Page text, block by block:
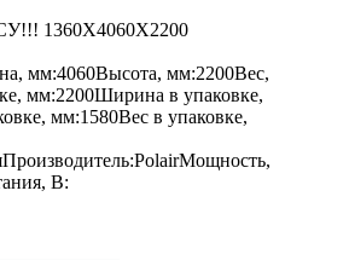
1360Х4060Х2200
мм:4060Высота, мм:2200Вес,
мм:2200Ширина в упаковке,
мм:1580Вес в упаковке,
Производитель:PolairМощность,
В: